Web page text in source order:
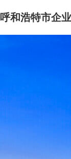
呼和浩特市企